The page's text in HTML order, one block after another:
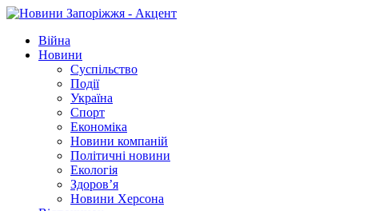
Війна
Новини
Суспільство
Події
Україна
Спорт
Економіка
Новини компаній
Політичні новини
Екологія
Здоров’я
Новини Херсона